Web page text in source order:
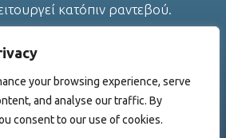
your browsing experience, serve
and analyse our traffic. By
consent to our use of cookies.
κατόπιν ραντεβού.